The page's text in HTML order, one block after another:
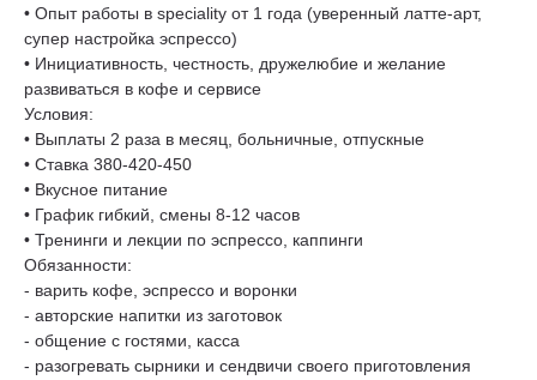
• Опыт работы в speciality от 1 года (уверенный латте-арт,
супер настройка эспрессо)
• Инициативность, честность, дружелюбие и желание
развиваться в кофе и сервисе
Условия:
• Выплаты 2 раза в месяц, больничные, отпускные
• Ставка 380-420-450
• Вкусное питание
• График гибкий, смены 8-12 часов
• Тренинги и лекции по эспрессо, каппинги
Обязанности:
- варить кофе, эспрессо и воронки
- авторские напитки из заготовок
- общение с гостями, касса
- разогревать сырники и сендвичи своего приготовления